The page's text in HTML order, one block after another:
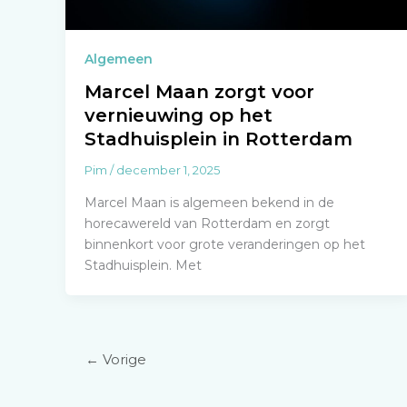
Algemeen
Marcel Maan zorgt voor
vernieuwing op het
Stadhuisplein in Rotterdam
Pim /december 1, 2025
Marcel Maan is algemeen bekend in de
horecawereld van Rotterdam en zorgt
binnenkort voor grote veranderingen op het
Stadhuisplein. Met
← Vorige